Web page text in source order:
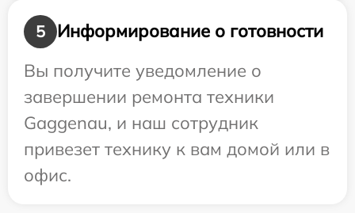
5
Информирование о готовности
Вы получите уведомление о
завершении ремонта техники
Gaggenau, и наш сотрудник
привезет технику к вам домой или в
офис.